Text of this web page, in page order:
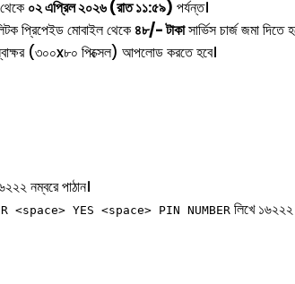
০২ এপ্রিল ২০২৬ (রাত ১১:৫৯) পর্যন্ত।
প্রিপেইড মোবাইল থেকে ৪৮/- টাকাসার্ভিস চার্জ জমা দিতে
(৩০০x৮০ পিক্সেল) আপলোড করতে হবে।
নম্বরে পাঠান।
<space> YES <space> PIN NUMBER লিখে ১৬২২২